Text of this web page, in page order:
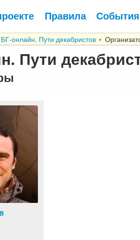
Правила События
БГ-онлайн. Пути декабристов
Пути